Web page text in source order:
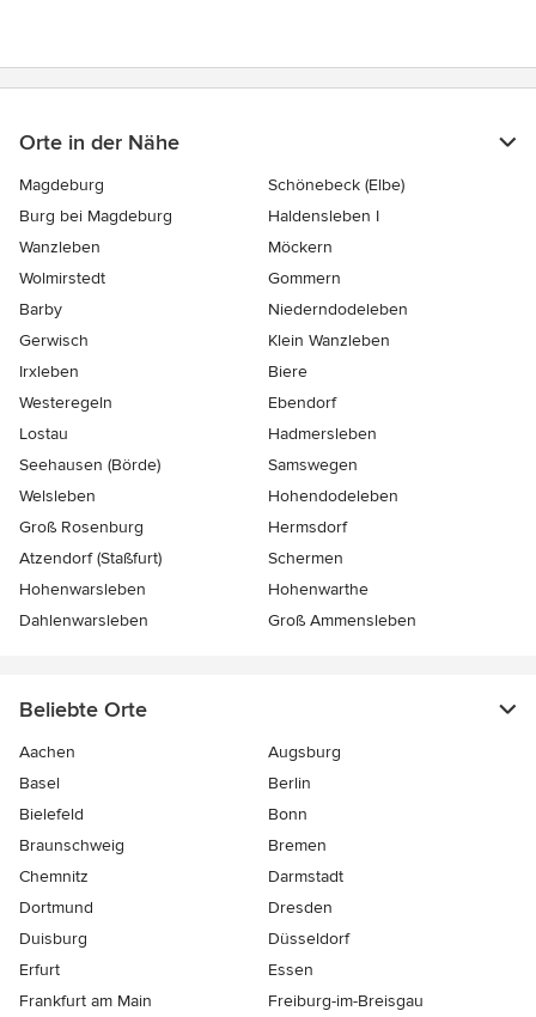
Orte in der Nähe
Magdeburg
Schönebeck (Elbe)
Burg bei Magdeburg
Haldensleben I
Wanzleben
Möckern
Wolmirstedt
Gommern
Barby
Niederndodeleben
Gerwisch
Klein Wanzleben
Irxleben
Biere
Westeregeln
Ebendorf
Lostau
Hadmersleben
Seehausen (Börde)
Samswegen
Welsleben
Hohendodeleben
Groß Rosenburg
Hermsdorf
Atzendorf (Staßfurt)
Schermen
Hohenwarsleben
Hohenwarthe
Dahlenwarsleben
Groß Ammensleben
Beliebte Orte
Aachen
Augsburg
Basel
Berlin
Bielefeld
Bonn
Braunschweig
Bremen
Chemnitz
Darmstadt
Dortmund
Dresden
Duisburg
Düsseldorf
Erfurt
Essen
Frankfurt am Main
Freiburg-im-Breisgau